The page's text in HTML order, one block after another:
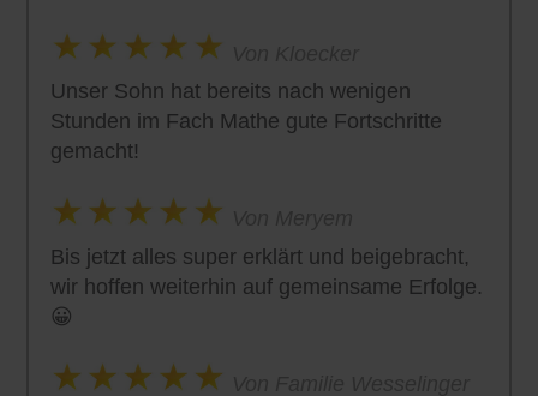
Unser Sohn hat bereits nach wenigen
Stunden im Fach Mathe gute Fortschritte
gemacht!
Bis jetzt alles super erklärt und beigebracht,
wir hoffen weiterhin auf gemeinsame Erfolge.
😀